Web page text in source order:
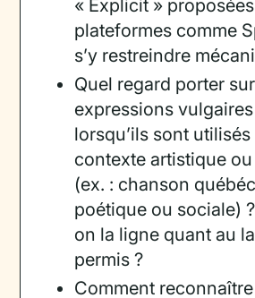
« Explicit »
plateformes comme
s’y restreindre
Quel regard porter
expressions
lorsqu’ils sont
contexte artistique
(ex. : chanson
poétique ou sociale)
on la ligne quant au
permis ?
Comment